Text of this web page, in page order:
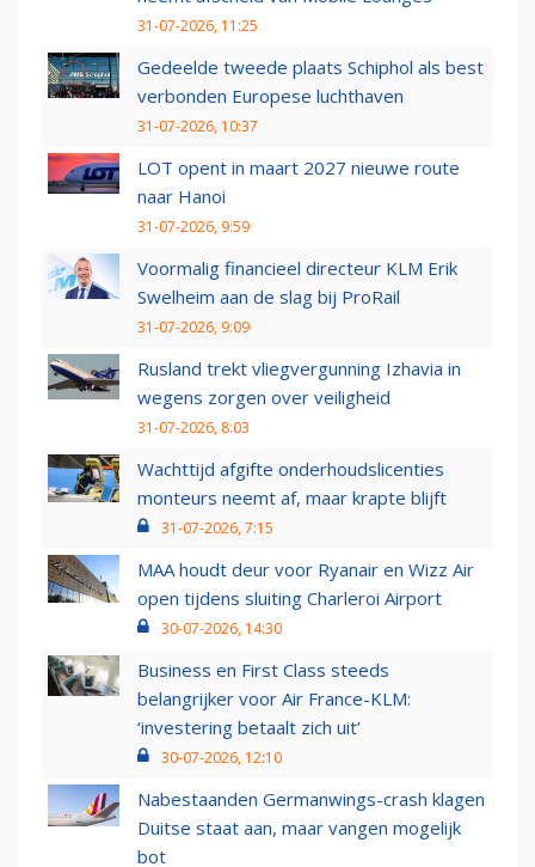
31-07-2026, 11:25
Gedeelde tweede plaats Schiphol als best
verbonden Europese luchthaven
31-07-2026, 10:37
LOT opent in maart 2027 nieuwe route
naar Hanoi
31-07-2026, 9:59
Voormalig financieel directeur KLM Erik
Swelheim aan de slag bij ProRail
31-07-2026, 9:09
Rusland trekt vliegvergunning Izhavia in
wegens zorgen over veiligheid
31-07-2026, 8:03
Wachttijd afgifte onderhoudslicenties
monteurs neemt af, maar krapte blijft
31-07-2026, 7:15
MAA houdt deur voor Ryanair en Wizz Air
open tijdens sluiting Charleroi Airport
30-07-2026, 14:30
Business en First Class steeds
belangrijker voor Air France-KLM:
‘investering betaalt zich uit’
30-07-2026, 12:10
Nabestaanden Germanwings-crash klagen
Duitse staat aan, maar vangen mogelijk
bot